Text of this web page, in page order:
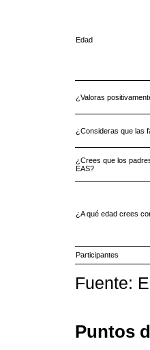
Edad
¿Valoras
¿Consideras que las
¿Crees que los
EAS?
¿A qué edad crees
Participantes
Fuente:
Puntos